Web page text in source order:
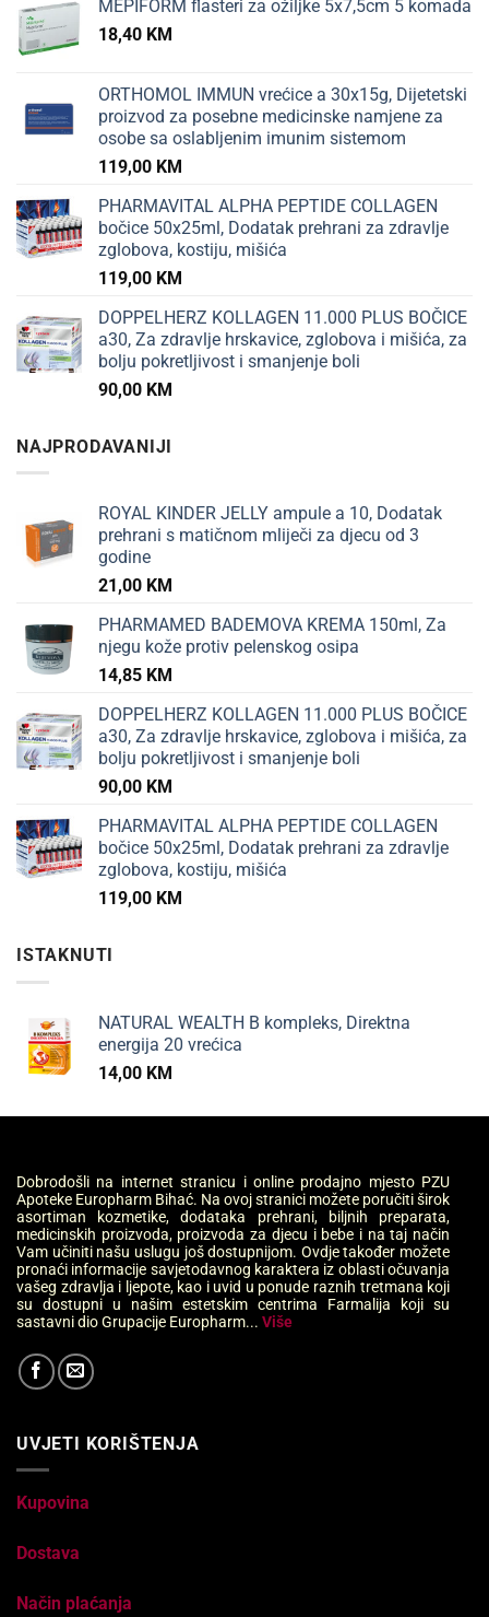
MEPIFORM flasteri za ožiljke 5x7,5cm 5 komada
18,40 KM
ORTHOMOL IMMUN vrećice a 30x15g, Dijetetski
proizvod za posebne medicinske namjene za
osobe sa oslabljenim imunim sistemom
119,00 KM
PHARMAVITAL ALPHA PEPTIDE COLLAGEN
bočice 50x25ml, Dodatak prehrani za zdravlje
zglobova, kostiju, mišića
119,00 KM
DOPPELHERZ KOLLAGEN 11.000 PLUS BOČICE
a30, Za zdravlje hrskavice, zglobova i mišića, za
bolju pokretljivost i smanjenje boli
90,00 KM
NAJPRODAVANIJI
ROYAL KINDER JELLY ampule a 10, Dodatak
prehrani s matičnom mliječi za djecu od 3
godine
21,00 KM
PHARMAMED BADEMOVA KREMA 150ml, Za
njegu kože protiv pelenskog osipa
14,85 KM
DOPPELHERZ KOLLAGEN 11.000 PLUS BOČICE
a30, Za zdravlje hrskavice, zglobova i mišića, za
bolju pokretljivost i smanjenje boli
90,00 KM
PHARMAVITAL ALPHA PEPTIDE COLLAGEN
bočice 50x25ml, Dodatak prehrani za zdravlje
zglobova, kostiju, mišića
119,00 KM
ISTAKNUTI
NATURAL WEALTH B kompleks, Direktna
energija 20 vrećica
14,00 KM
Dobrodošli na internet stranicu i online prodajno mjesto PZU
Apoteke Europharm Bihać. Na ovoj stranici možete poručiti širok
asortiman kozmetike, dodataka prehrani, biljnih preparata,
medicinskih proizvoda, proizvoda za djecu i bebe i na taj način
Vam učiniti našu uslugu još dostupnijom. Ovdje također možete
pronaći informacije savjetodavnog karaktera iz oblasti očuvanja
vašeg zdravlja i ljepote, kao i uvid u ponude raznih tretmana koji
su dostupni u našim estetskim centrima Farmalija koji su
sastavni dio Grupacije Europharm... Više
UVJETI KORIŠTENJA
Kupovina
Dostava
Način plaćanja